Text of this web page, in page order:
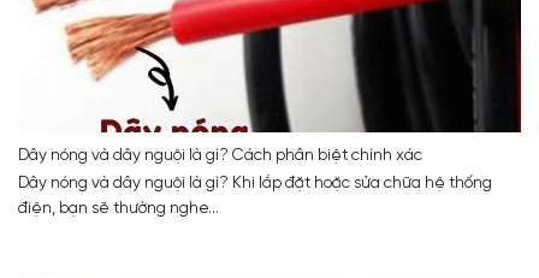
Dây nóng và dây nguội là gì? Cách phân biệt chính xác
Dây nóng và dây nguội là gì? Khi lắp đặt hoặc sửa chữa hệ thống
điện, bạn sẽ thường nghe...